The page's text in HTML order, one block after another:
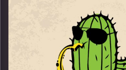
Shai Maestro –
Malaya Sol – backing
עם מוזיקאי הג'ז
גורן, אברהם
סלומון ואלון פרבר